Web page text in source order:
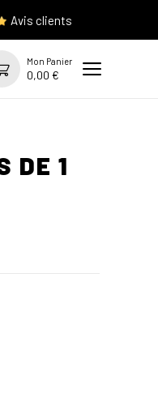
Avis clients
Mon Panier
0,00 €
DE 1